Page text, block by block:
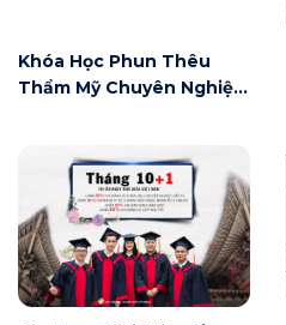
Khóa Học Phun Thêu
Thẩm Mỹ Chuyên Nghiệp